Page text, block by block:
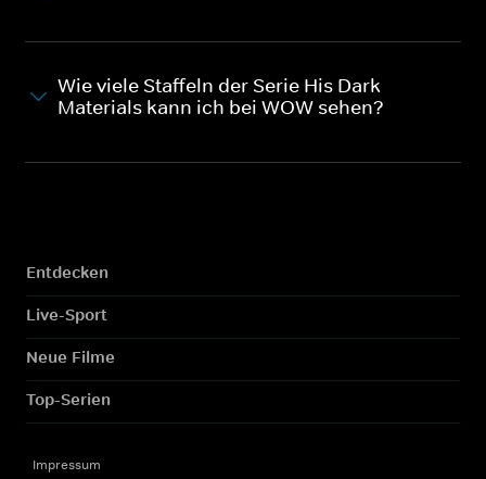
Wie viele Staffeln der Serie His Dark
Materials kann ich bei WOW sehen?
Entdecken
Live-Sport
Neue Filme
Top-Serien
Impressum